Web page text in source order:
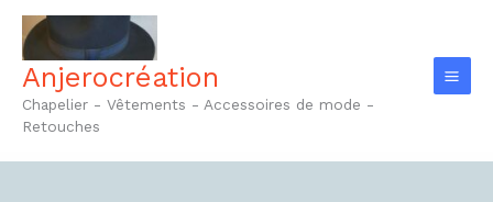
Aller
contenuAnjerocréation
Chapelier - Vêtements - Accessoires de mode -
Retouches